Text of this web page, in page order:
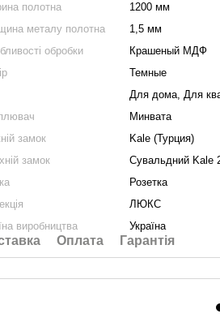
полотна
1200 мм
металу полотна
1,5 мм
обробки
Крашеный МДФ
Темные
Для дома, Для
Минвата
замок
Kale (Турция)
замок
Сувальдний Kale
Розетка
ЛЮКС
виробництва
Україна
Оплата Гарантія